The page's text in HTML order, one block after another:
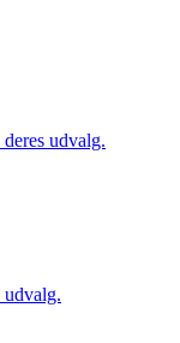
udvalg.
udvalg.